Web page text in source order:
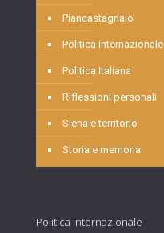
Piancastagnaio
Politica internazionale
Politica Italiana
Riflessioni personali
Siena e territorio
Storia e memoria
Politica internazionale